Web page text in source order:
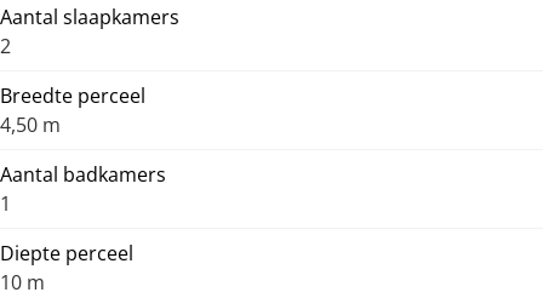
Aantal slaapkamers
2
Breedte perceel
4,50 m
Aantal badkamers
1
Diepte perceel
10 m